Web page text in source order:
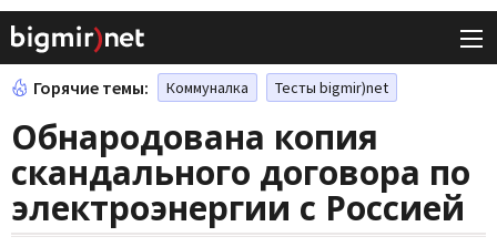
Горячие темы: Коммуналка Тесты bigmir)net
Обнародована копия
скандального договора по
электроэнергии с Россией